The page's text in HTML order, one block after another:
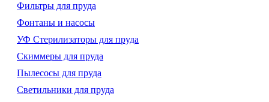
Фильтры для пруда
Фонтаны и насосы
УФ Стерилизаторы для пруда
Скиммеры для пруда
Пылесосы для пруда
Светильники для пруда